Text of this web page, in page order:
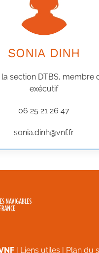
SONIA DINH
section DTBS, membre
exécutif
06 25 21 26 47
sonia.dinh@vnf.fr
| Liens utiles | Plan du